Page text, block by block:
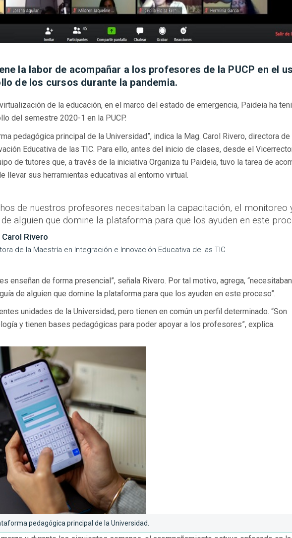
la labor de acompañar a los profesores de la PUCP en el
de los cursos durante la pandemia.
de la educación, en el marco del estado de emergencia, Paideia ha
del semestre 2020-1 en la PUCP.
pedagógica principal de la Universidad”, indica la Mag. Carol Rivero, directora de
Educativa de las TIC. Para ello, antes del inicio de clases, desde el
de tutores que, a través de la iniciativa Organiza tu Paideia, tuvo la tarea de
llevar sus herramientas educativas al entorno virtual.
de nuestros profesores necesitaban la capacitación, el monitoreo
alguien que domine la plataforma para que los ayuden en este
Carol Rivero
de la Maestría en Integración e Innovación Educativa de las TIC
enseñan de forma presencial”, señala Rivero. Por tal motivo, agrega,
de alguien que domine la plataforma para que los ayuden en este proceso”.
unidades de la Universidad, pero tienen en común un perfil determinado. “Son
y tienen bases pedagógicas para poder apoyar a los profesores”, explica.
pedagógica principal de la Universidad.